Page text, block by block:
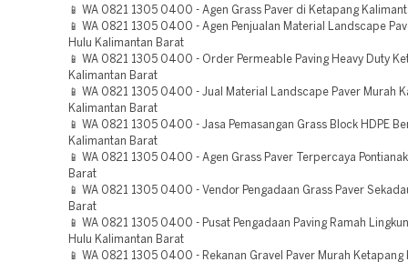
📱 WA 0821 1305 0400 - Agen Grass Paver di Ketapang
📱 WA 0821 1305 0400 - Agen Penjualan Material Landscape
Hulu Kalimantan Barat
📱 WA 0821 1305 0400 - Order Permeable Paving Heavy Duty
Kalimantan Barat
📱 WA 0821 1305 0400 - Jual Material Landscape Paver Murah
Kalimantan Barat
📱 WA 0821 1305 0400 - Jasa Pemasangan Grass Block HDPE
Kalimantan Barat
📱 WA 0821 1305 0400 - Agen Grass Paver Terpercaya
Barat
📱 WA 0821 1305 0400 - Vendor Pengadaan Grass Paver
Barat
📱 WA 0821 1305 0400 - Pusat Pengadaan Paving Ramah
Hulu Kalimantan Barat
📱 WA 0821 1305 0400 - Rekanan Gravel Paver Murah Ketapang